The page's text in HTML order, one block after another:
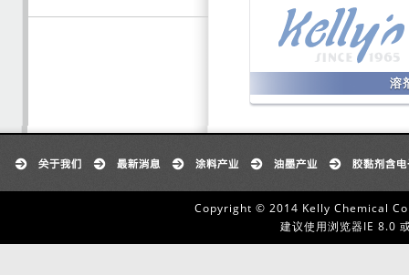
溶
Copyright © 2014 Kelly Chemical
建议使用浏览器IE 8.0